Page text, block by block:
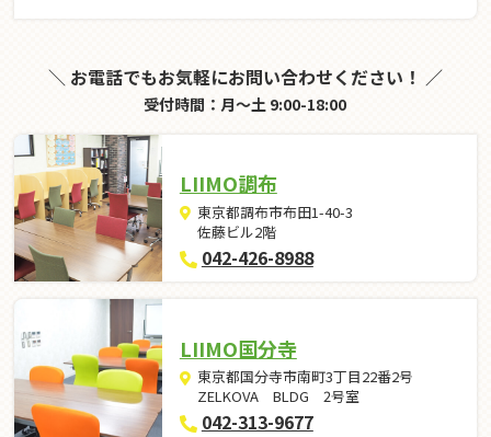
＼ お電話でもお気軽にお問い合わせください！ ／
受付時間：月～土 9:00-18:00
LIIMO調布
東京都調布市布田1-40-3
佐藤ビル2階
042-426-8988
LIIMO国分寺
東京都国分寺市南町3丁目22番2号
ZELKOVA BLDG 2号室
042-313-9677